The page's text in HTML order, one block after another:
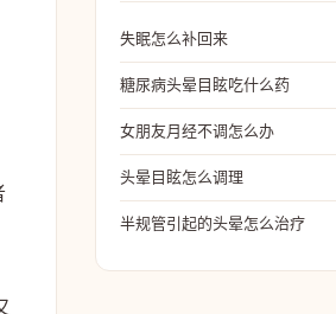
失眠怎么补回来
糖尿病头晕目眩吃什么药
女朋友月经不调怎么办
头晕目眩怎么调理
半规管引起的头晕怎么治疗